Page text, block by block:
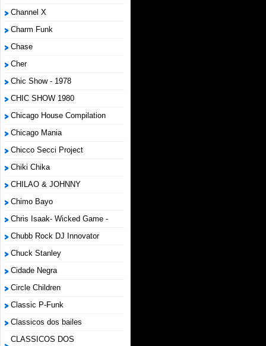
Channel X
Charm Funk
Chase
Cher
Chic Show - 1978
CHIC SHOW 1980
Chicago House Compilation
Chicago Mania
Chicco Secci Project
Chiki Chika
CHILAO & JOHNNY
Chimo Bayo
Chris Isaak- Wicked Game -
Chubb Rock DJ Innovator
Chuck Stanley
Cidade Negra
Circle Children
Classic P-Funk
Classicos dos bailes
CLASSICOS DOS